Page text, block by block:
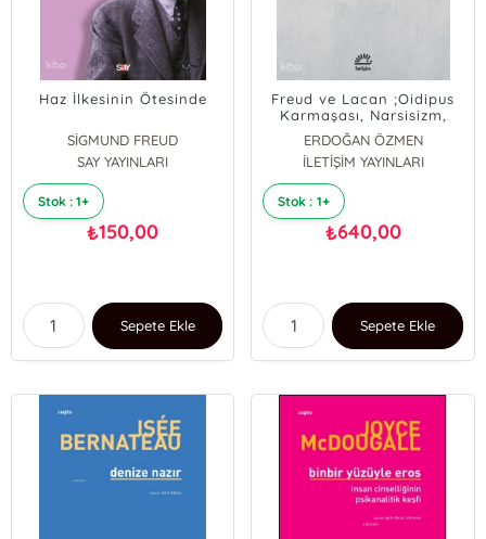
Haz İlkesinin Ötesinde
SİGMUND FREUD
SAY YAYINLARI
Stok : 1+
₺150,00
Sepete Ekle
Freud ve Lacan ;Oidipus
Karmaşası, Narsisizm,
Arzu, Zevk
ERDOĞAN ÖZMEN
İLETİŞİM YAYINLARI
Stok : 1+
₺640,00
Sepete Ekle